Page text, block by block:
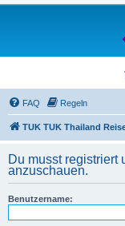
FAQ Regeln
TUK TUK Thailand
Du musst registriert
anzuschauen.
Benutzername: